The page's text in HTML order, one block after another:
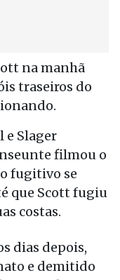
na manhã
traseiros do
e Slager
filmou o
fugitivo se
que Scott fugiu
costas.
dias depois,
e demitido